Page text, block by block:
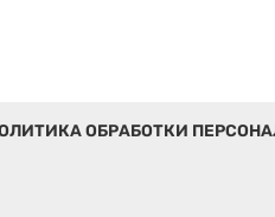
ОБРАБОТКИ